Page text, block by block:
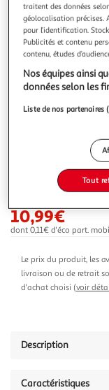
Livr. ou
A partir de
Plus d'options
Vendu parParis Prix
A partir de
Multishop
10,99€
dont 0,11€ d'éco part.
Le prix du produit, les
livraison ou de retrait
d'achat choisi (voir
Description
Caractéristiques
traitent des données
géolocalisation précises.
pour l’identification.
Publicités et contenu
contenu, études
Nos équipes ainsi
données selon les
Liste de nos partenaires
Tout